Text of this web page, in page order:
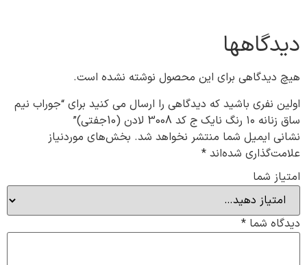
دیدگاهها
هیچ دیدگاهی برای این محصول نوشته نشده است.
اولین نفری باشید که دیدگاهی را ارسال می کنید برای “جوراب نیم
ساق زنانه ۱۰ رنگ نایک ج کد 3008 لادن (10جفتی)”
نشانی ایمیل شما منتشر نخواهد شد. بخش‌های موردنیاز
علامت‌گذاری شده‌اند *
امتیاز شما
دیدگاه شما *